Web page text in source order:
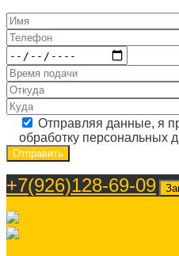
Отправляя данные, я
обработку персональных
+7(926)128-69-09